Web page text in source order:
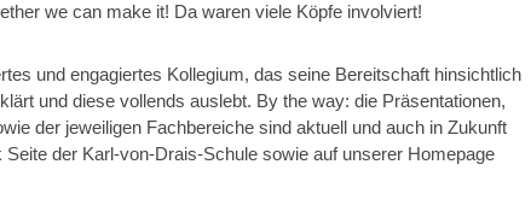
we can make it! Da waren viele Köpfe involviert!
und engagiertes Kollegium, das seine Bereitschaft hinsichtlich
und diese vollends auslebt. By the way: die Präsentationen,
der jeweiligen Fachbereiche sind aktuell und auch in Zukunft
der Karl-von-Drais-Schule sowie auf unserer Homepage